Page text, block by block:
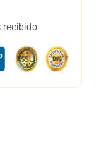
recibido